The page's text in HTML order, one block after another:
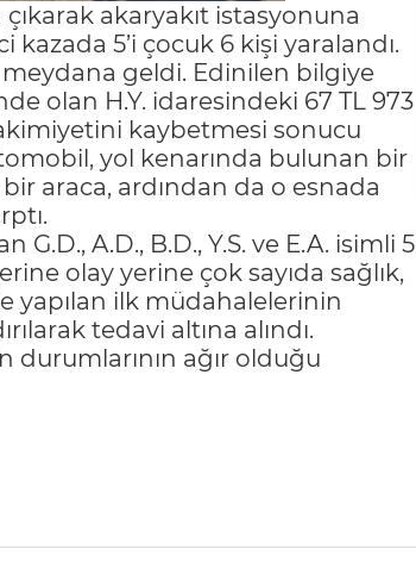
akaryakıt istasyonuna
5’i çocuk 6 kişi yaralandı.
meydana geldi. Edinilen bilgiye
olan H.Y. idaresindeki 67 TL 973
kaybetmesi sonucu
yol kenarında bulunan bir
araca, ardından da o esnada
A.D., B.D., Y.S. ve E.A. isimli 5
olay yerine çok sayıda sağlık,
yapılan ilk müdahalelerinin
tedavi altına alındı.
durumlarının ağır olduğu